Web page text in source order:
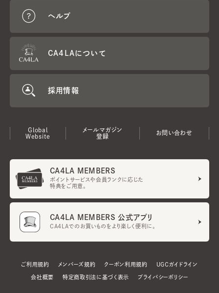
ヘルプ
CA4LAについて
採用情報
Global
Website
メールマガジン
登録
お問い合わせ
CA4LA MEMBERS
ポイントサービスや会員ランクに応じた
特典をご用意。
CA4LA MEMBERS 公式アプリ
CA4LAでのお買いものをより楽しく便利に。
ご利用規約 メンバーズ規約 クーポン利用規約 UGCガイドライン
会社概要 特定商取引法に基づく表示 プライバシーポリシー